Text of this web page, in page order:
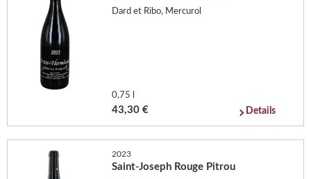
Dard et Ribo, Mercurol
0,75 l
43,30 € Details
2023
Saint-Joseph Rouge Pitrou